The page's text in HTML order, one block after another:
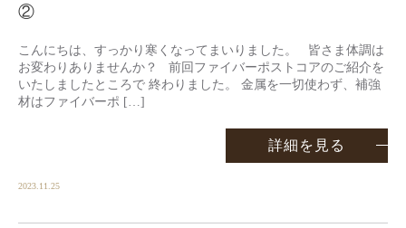
②
こんにちは、すっかり寒くなってまいりました。 皆さま体調は
お変わりありませんか？ 前回ファイバーポストコアのご紹介を
いたしましたところで 終わりました。 金属を一切使わず、補強
材はファイバーポ […]
詳細を見る
2023.11.25